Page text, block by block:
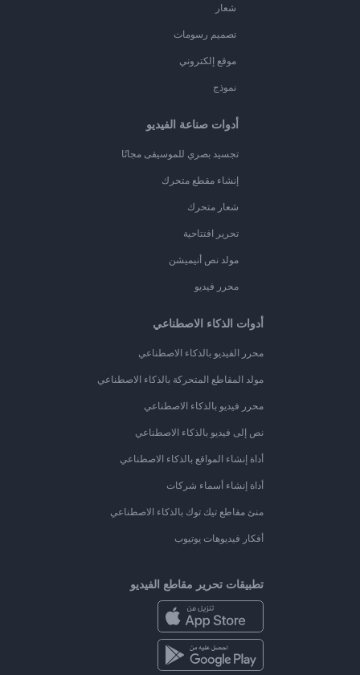
شعار
تصميم رسومات
موقع إلكتروني
نموذج
أدوات صناعة الفيديو
تجسيد بصري للموسيقى مجانًا
إنشاء مقطع متحرك
شعار متحرك
تحرير افتتاحية
مولد نص أنيميشن
محرر فيديو
أدوات الذكاء الاصطناعي
محرر الفيديو بالذكاء الاصطناعي
مولد المقاطع المتحركة بالذكاء الاصطناعي
محرر فيديو بالذكاء الاصطناعي
نص إلى فيديو بالذكاء الاصطناعي
أداة إنشاء المواقع بالذكاء الاصطناعي
أداة إنشاء أسماء شركات
منئ مقاطع تيك توك بالذكاء الاصطناعي
أفكار فيديوهات يوتيوب
تطبيقات تحرير مقاطع الفيديو